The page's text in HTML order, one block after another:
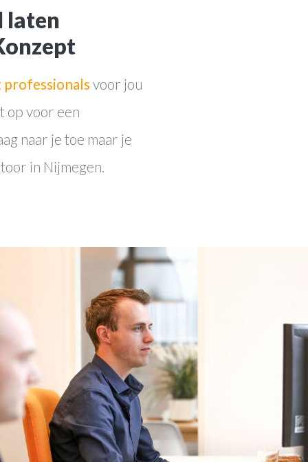
laten
voor jou
op voor een
naar je toe maar je
in Nijmegen.